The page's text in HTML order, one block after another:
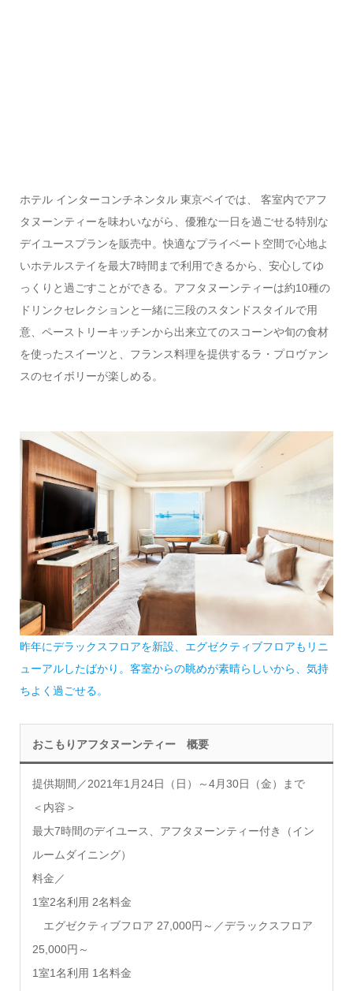
ホテル インターコンチネンタル 東京ベイでは、 客室内でアフ
タヌーンティーを味わいながら、優雅な一日を過ごせる特別な
デイユースプランを販売中。快適なプライベート空間で心地よ
いホテルステイを最大7時間まで利用できるから、安心してゆ
っくりと過ごすことができる。アフタヌーンティーは約10種の
ドリンクセレクションと一緒に三段のスタンドスタイルで用
意、ペーストリーキッチンから出来立てのスコーンや旬の食材
を使ったスイーツと、フランス料理を提供するラ・プロヴァン
スのセイボリーが楽しめる。
昨年にデラックスフロアを新設、エグゼクティブフロアもリニ
ューアルしたばかり。客室からの眺めが素晴らしいから、気持
ちよく過ごせる。
おこもりアフタヌーンティー 概要
提供期間／2021年1月24日（日）～4月30日（金）まで
＜内容＞
最大7時間のデイユース、アフタヌーンティー付き（イン
ルームダイニング）
料金／
1室2名利用 2名料金
エグゼクティブフロア 27,000円～／デラックスフロア
25,000円～
1室1名利用 1名料金